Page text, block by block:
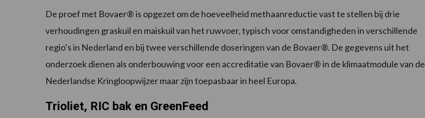
De proef met Bovaer® is opgezet om de hoeveelheid methaanreductie vast te stellen bij drie
verhoudingen graskuil en maiskuil van het ruwvoer, typisch voor omstandigheden in verschillende
regio’s in Nederland en bij twee verschillende doseringen van de Bovaer®. De gegevens uit het
onderzoek dienen als onderbouwing voor een accreditatie van Bovaer® in de klimaatmodule van de
Nederlandse Kringloopwijzer maar zijn toepasbaar in heel Europa.
Trioliet, RIC bak en GreenFeed